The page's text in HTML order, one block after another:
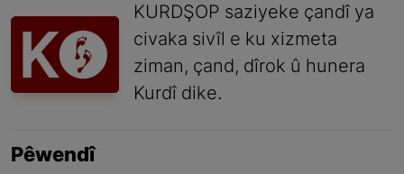
KURDŞOP saziyeke çandî ya
civaka sivîl e ku xizmeta
ziman, çand, dîrok û hunera
Kurdî dike.
Pêwendî